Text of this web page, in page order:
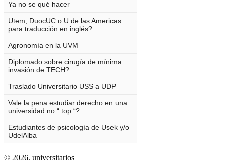
© 2026, universitarios